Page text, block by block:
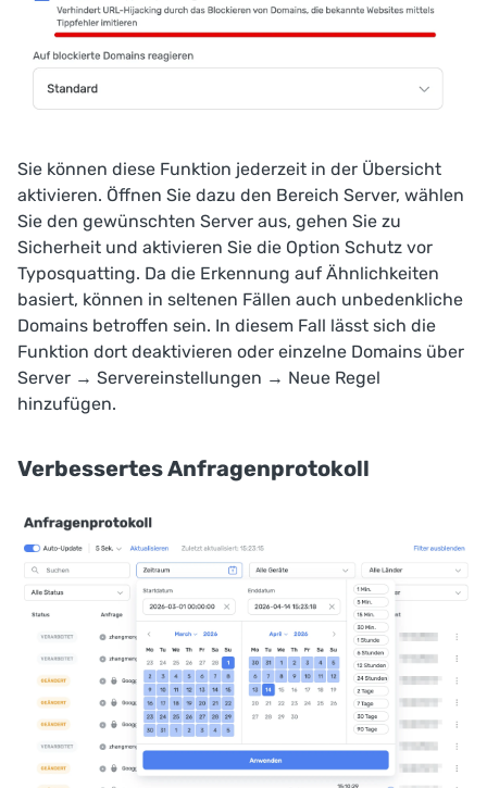
Sie können diese Funktion jederzeit in der Übersicht
aktivieren. Öffnen Sie dazu den Bereich Server, wählen
Sie den gewünschten Server aus, gehen Sie zu
Sicherheit und aktivieren Sie die Option Schutz vor
Typosquatting. Da die Erkennung auf Ähnlichkeiten
basiert, können in seltenen Fällen auch unbedenkliche
Domains betroffen sein. In diesem Fall lässt sich die
Funktion dort deaktivieren oder einzelne Domains über
Server → Servereinstellungen → Neue Regel
hinzufügen.
Verbessertes Anfragenprotokoll